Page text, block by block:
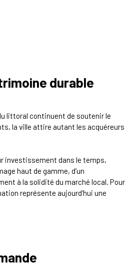
durable
littoral continuent de soutenir le
la ville attire autant les acquéreurs
investissement dans le temps,
haut de gamme, d’un
à la solidité du marché local. Pour
représente aujourd’hui une